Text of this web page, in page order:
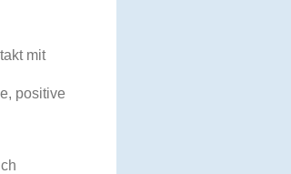
mit
positive